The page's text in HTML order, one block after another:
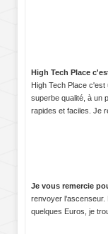
High Tech Place
High Tech Place
superbe qualité, à un
rapides et faciles. Je
Je vous remercie
renvoyer
quelques Euros, je